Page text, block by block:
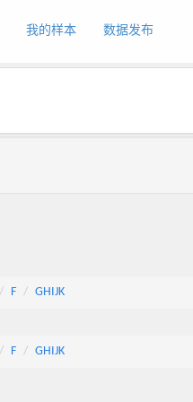
我的样本 数据发布
F GHIJK
F GHIJK